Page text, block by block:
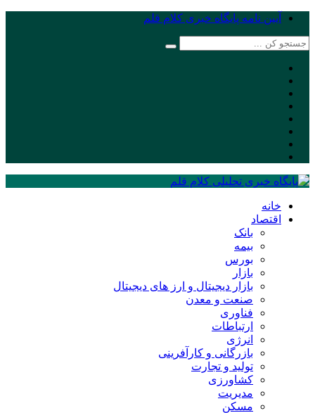
آیین نامه پایگاه خبری کلام قلم
خانه
اقتصاد
بانک
بیمه
بورس
بازار
بازار دیجیتال و ارز های دیجیتال
صنعت و معدن
فناوری
ارتباطات
انرژی
بازرگانی و کارآفرینی
تولید و تجارت
کشاورزی
مدیریت
مسکن